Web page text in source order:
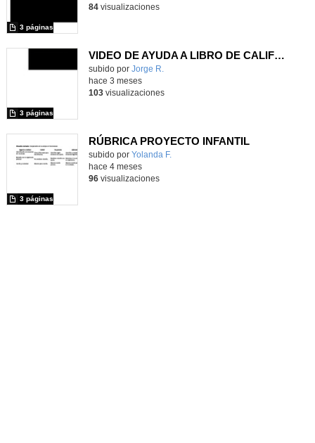
3 páginas
84visualizaciones
VIDEO DE AYUDA A LIBRO DE CALIFICACIÓNES Y RETROALIMENTACIÓN
subido por Jorge R.
3 páginas
hace 3 meses
103visualizaciones
RÚBRICA PROYECTO INFANTIL
Contenido educativo.
subido por Yolanda F.
3 páginas
hace 4 meses
96visualizaciones